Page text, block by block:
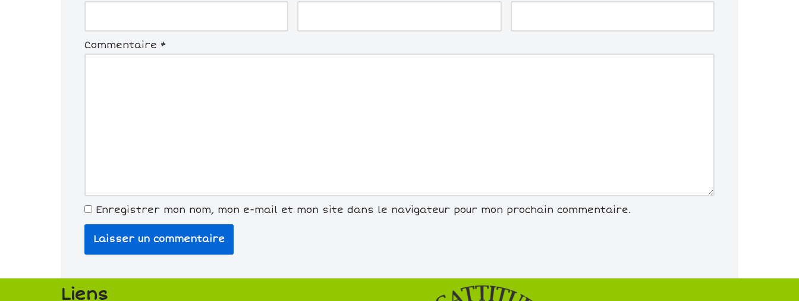
Commentaire *
Enregistrer mon nom, mon e-mail et mon site dans le navigateur pour mon prochain commentaire.
Liens